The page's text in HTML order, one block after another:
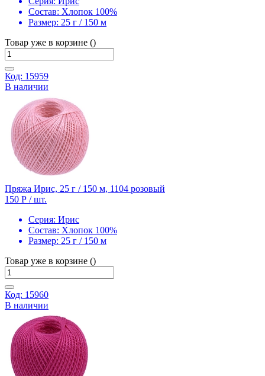
Состав: Хлопок 100%
Размер: 25 г / 150 м
Товар уже в корзине ()
Код: 15959
В наличии
Пряжа Ирис, 25 г / 150 м, 1104 розовый
150 Р / шт.
Серия: Ирис
Состав: Хлопок 100%
Размер: 25 г / 150 м
Товар уже в корзине ()
Код: 15960
В наличии